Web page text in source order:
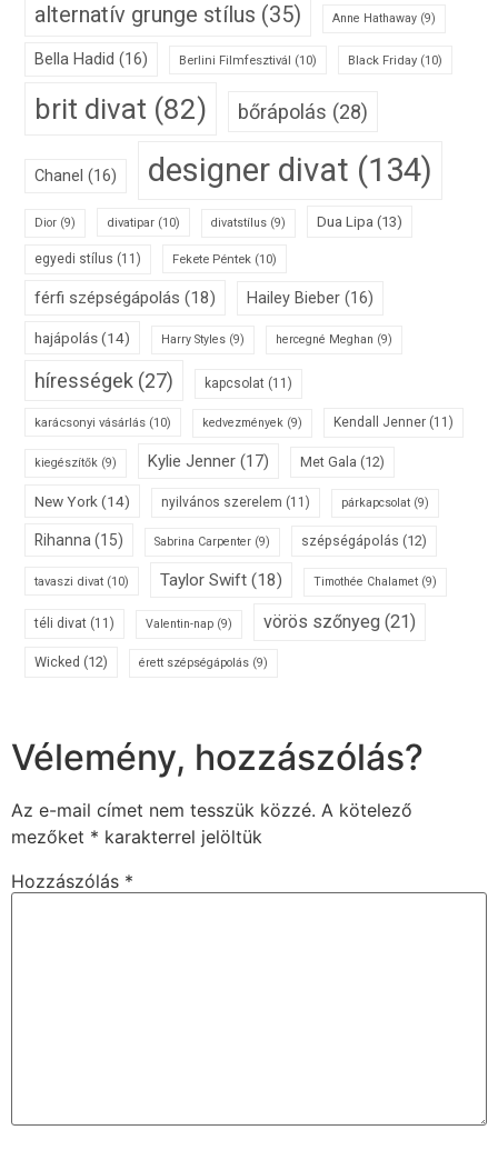
alternatív grunge stílus (35) Anne Hathaway (9)
Bella Hadid (16) Berlini Filmfesztivál (10) Black Friday (10)
brit divat (82) bőrápolás (28)
Chanel (16) designer divat (134)
Dior (9) divatipar (10) divatstílus (9) Dua Lipa (13)
egyedi stílus (11) Fekete Péntek (10)
férfi szépségápolás (18) Hailey Bieber (16)
hajápolás(14) Harry Styles (9) hercegné Meghan (9)
hírességek (27) kapcsolat (11)
karácsonyi vásárlás (10) kedvezmények (9) Kendall Jenner (11)
kiegészítők (9) Kylie Jenner (17) Met Gala (12)
New York (14) nyilvános szerelem (11) párkapcsolat (9)
Rihanna (15) Sabrina Carpenter (9) szépségápolás (12)
tavaszi divat (10) Taylor Swift (18) Timothée Chalamet (9)
téli divat (11) Valentin-nap (9) vörös szőnyeg (21)
Wicked (12) érett szépségápolás (9)
Vélemény, hozzászólás?
Az e-mail címet nem tesszük közzé. A kötelező
mezőket * karakterrel jelöltük
Hozzászólás *